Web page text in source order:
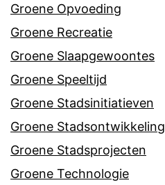
Groene Opvoeding
Groene Recreatie
Groene Slaapgewoontes
Groene Speeltijd
Groene Stadsinitiatieven
Groene Stadsontwikkeling
Groene Stadsprojecten
Groene Technologie